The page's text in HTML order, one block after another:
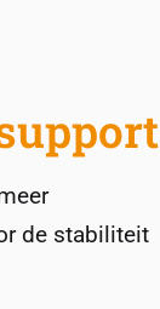
de stabiliteit